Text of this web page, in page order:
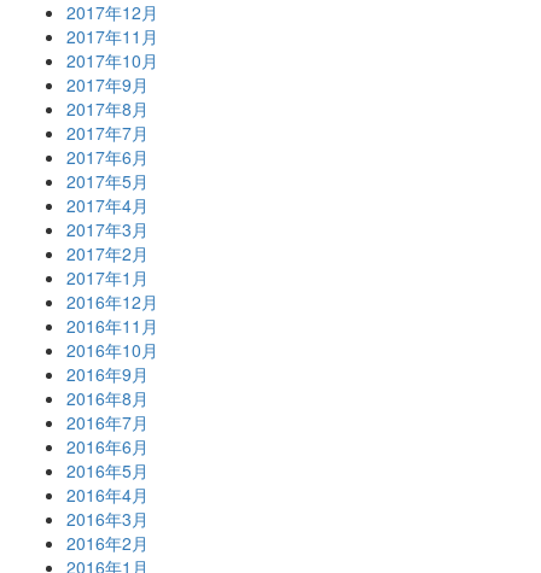
2017年12月
2017年11月
2017年10月
2017年9月
2017年8月
2017年7月
2017年6月
2017年5月
2017年4月
2017年3月
2017年2月
2017年1月
2016年12月
2016年11月
2016年10月
2016年9月
2016年8月
2016年7月
2016年6月
2016年5月
2016年4月
2016年3月
2016年2月
2016年1月